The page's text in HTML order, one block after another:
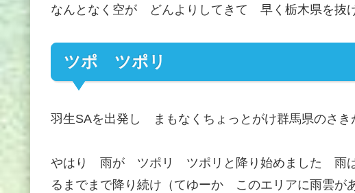
なんとなく空が どんよりしてきて 早く栃木県を抜
ツポ ツポリ
羽生SAを出発し まもなくちょっとがけ群馬県のさき
やはり 雨が ツポリ ツポリと降り始めました 雨
るまでまで降り続け（てゆーか このエリアに雨雲が